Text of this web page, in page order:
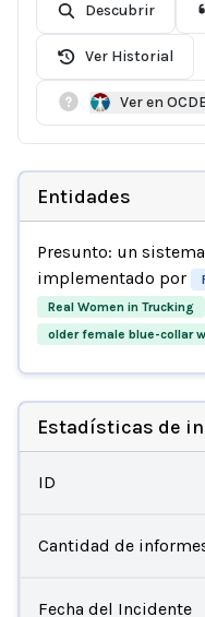
Descubrir
Ver Historial
Ver en
Entidades
Presunto: un
implementado por
Real Women in Trucking
older female blue-collar
Estadísticas de
ID
Cantidad de
Fecha del Incidente